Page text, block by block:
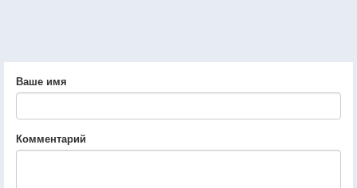
Ваше имя
Комментарий